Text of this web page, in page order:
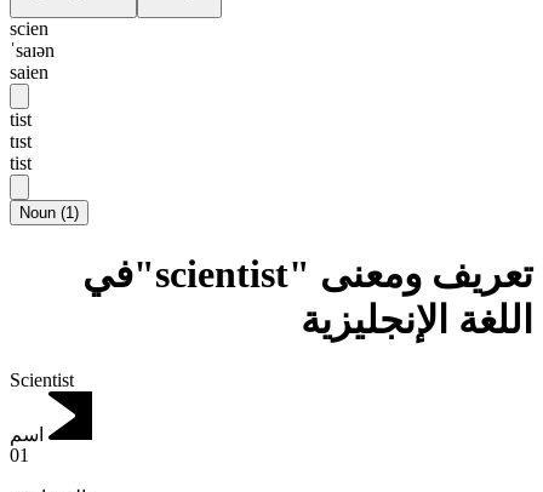
scien
ˈsaɪən
saien
tist
tɪst
tist
Noun (1)
تعريف ومعنى "scientist"في
اللغة الإنجليزية
Scientist
اسم
01